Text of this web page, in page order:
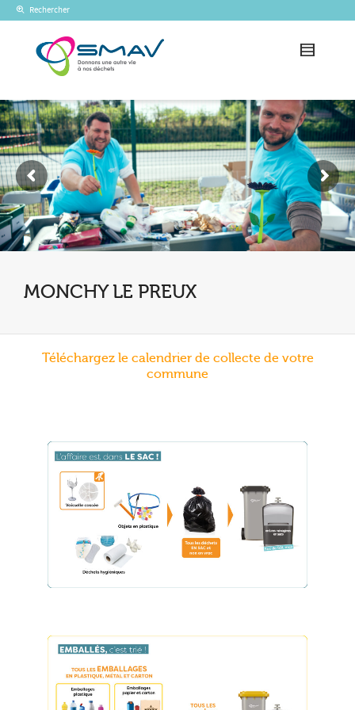
Rechercher
MONCHY LE PREUX
Téléchargez le calendrier de collecte de votre
commune